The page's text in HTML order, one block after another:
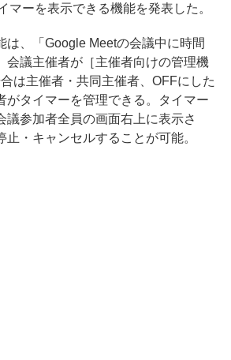
マーを表示できる機能を発表した。
、「Google Meetの会議中に時間
会議主催者が［主催者向けの管理機
は主催者・共同主催者、OFFにした
がタイマーを管理できる。タイマー
議参加者全員の画面右上に表示さ
止・キャンセルすることが可能。